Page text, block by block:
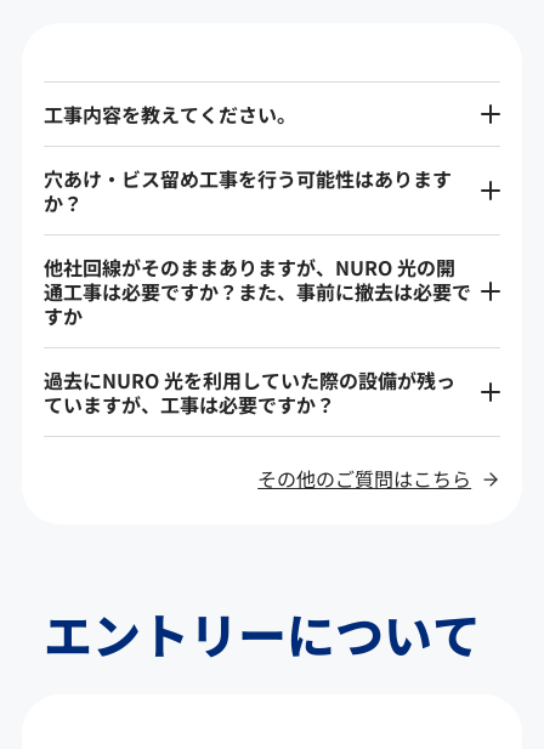
工事内容を教えてください。
穴あけ・ビス留め工事を行う可能性はあります
か？
他社回線がそのままありますが、NURO 光の開
通工事は必要ですか？また、事前に撤去は必要で
すか
過去にNURO 光を利用していた際の設備が残っ
ていますが、工事は必要ですか？
その他のご質問はこちら
エントリーについて